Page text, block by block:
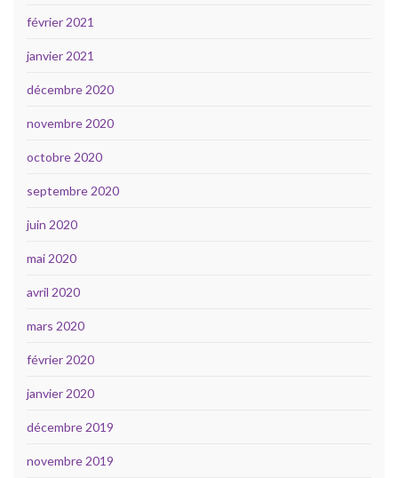
février 2021
janvier 2021
décembre 2020
novembre 2020
octobre 2020
septembre 2020
juin 2020
mai 2020
avril 2020
mars 2020
février 2020
janvier 2020
décembre 2019
novembre 2019